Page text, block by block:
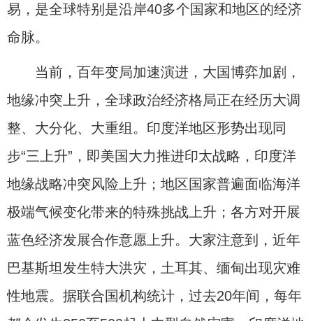
易，是全球特别是沿岸40多个国家和地区的经济
命脉。
当前，百年变局加速演进，大国博弈加剧，
地缘冲突上升，全球政治经济格局正在经历大调
整、大分化、大重组。印度洋地区形势出现同
步“三上升”，即美国大力推进印太战略，印度洋
地缘战略冲突风险上升；地区国家普遍面临海洋
极端气候变化带来的特殊挑战上升；各方对开展
蓝色经济发展合作意愿上升。大家注意到，近年
巴基斯坦发生特大洪灾，土耳其、缅甸出现灾难
性地震。据联合国机构统计，过去20年间，每年